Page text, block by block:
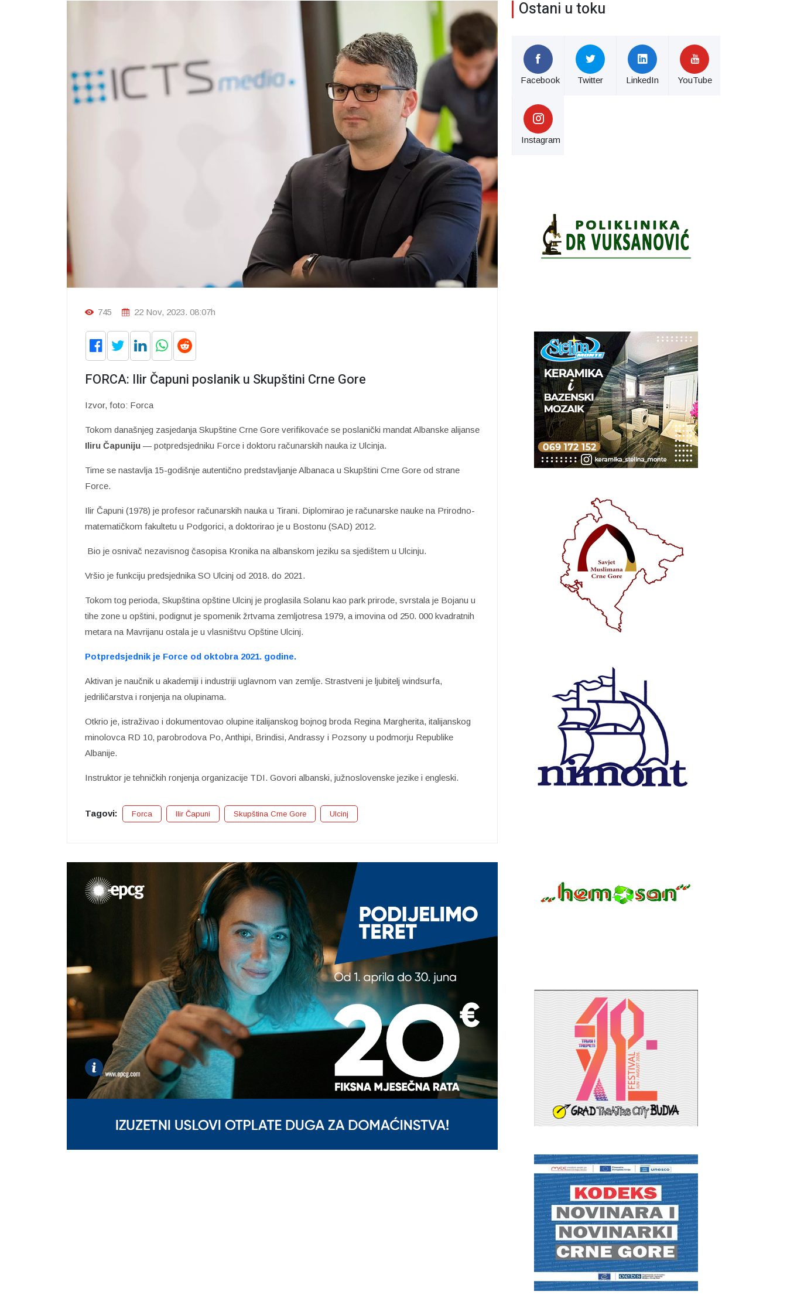
745 22 Nov, 2023. 08:07h
FORCA: Ilir Čapuni poslanik u Skupštini Crne Gore
Izvor, foto: Forca
Tokom današnjeg zasjedanja Skupštine Crne Gore verifikovaće se poslanički mandat Albanske alijanse
Iliru Čapuniju — potpredsjedniku Force i doktoru računarskih nauka iz Ulcinja.
Time se nastavlja 15-godišnje autentično predstavljanje Albanaca u Skupštini Crne Gore od strane
Force.
Ilir Čapuni (1978) je profesor računarskih nauka u Tirani. Diplomirao je računarske nauke na Prirodno-
matematičkom fakultetu u Podgorici, a doktorirao je u Bostonu (SAD) 2012.
Bio je osnivač nezavisnog časopisa Kronika na albanskom jeziku sa sjedištem u Ulcinju.
Vršio je funkciju predsjednika SO Ulcinj od 2018. do 2021.
Tokom tog perioda, Skupština opštine Ulcinj je proglasila Solanu kao park prirode, svrstala je Bojanu u
tihe zone u opštini, podignut je spomenik žrtvama zemljotresa 1979, a imovina od 250. 000 kvadratnih
metara na Mavrijanu ostala je u vlasništvu Opštine Ulcinj.
Potpredsjednik je Force od oktobra 2021. godine.
Aktivan je naučnik u akademiji i industriji uglavnom van zemlje. Strastveni je ljubitelj windsurfa,
jedriličarstva i ronjenja na olupinama.
Otkrio je, istraživao i dokumentovao olupine italijanskog bojnog broda Regina Margherita, italijanskog
minolovca RD 10, parobrodova Po, Anthipi, Brindisi, Andrassy i Pozsony u podmorju Republike
Albanije.
Instruktor je tehničkih ronjenja organizacije TDI. Govori albanski, južnoslovenske jezike i engleski.
Tagovi: Forca Ilir Čapuni Skupština Crne Gore Ulcinj
Ostani u toku
Facebook Twitter LinkedIn YouTube
Instagram